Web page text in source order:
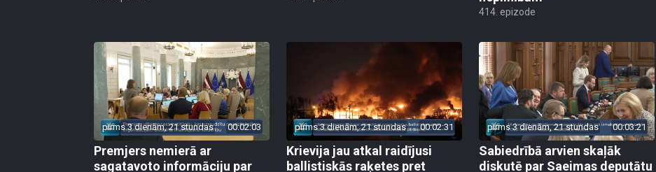
414. epizode
pirms 3 dienām, 21 stundas 00:02:03
Premjers nemierā ar
sagatavoto informāciju par
pirms 3 dienām, 21 stundas 00:02:31
Krievija jau atkal raidījusi
ballistiskās raķetes pret
pirms 3 dienām, 21 stundas 00:03:21
Sabiedrībā arvien skaļāk
diskutē par Saeimas deputātu